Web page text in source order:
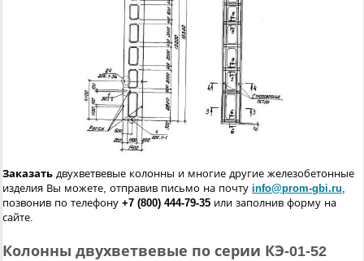
Заказать двухветвевые колонны и многие другие железобетонные
изделия Вы можете, отправив письмо на почту info@prom-gbi.ru,
позвонив по телефону +7 (800) 444-79-35 или заполнив форму на
сайте.
Колонны двухветвевые по серии КЭ-01-52